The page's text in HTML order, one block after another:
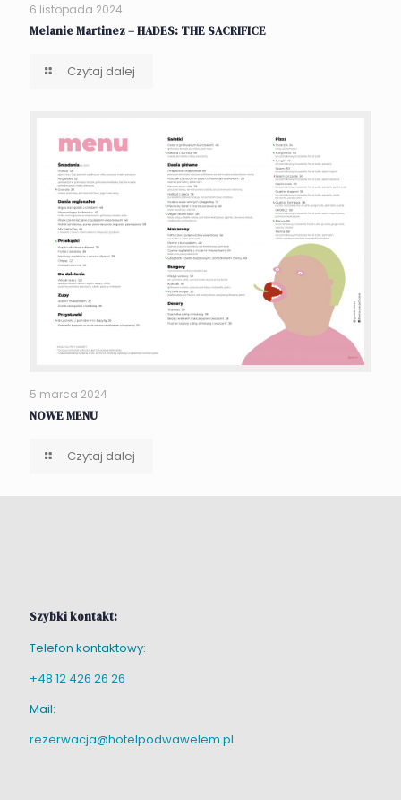
6 listopada 2024
Melanie Martinez – HADES: THE SACRIFICE
Czytaj dalej
5 marca 2024
NOWE MENU
Czytaj dalej
Szybki kontakt:
Telefon kontaktowy:
+48 12 426 26 26
Mail:
rezerwacja@hotelpodwawelem.pl